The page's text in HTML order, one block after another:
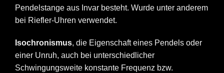
Pendelstange aus Invar besteht. Wurde unter anderem
bei Riefler-Uhren verwendet.
Isochronismus, die Eigenschaft eines Pendels oder
einer Unruh, auch bei unterschiedlicher
Schwingungsweite konstante Frequenz bzw.